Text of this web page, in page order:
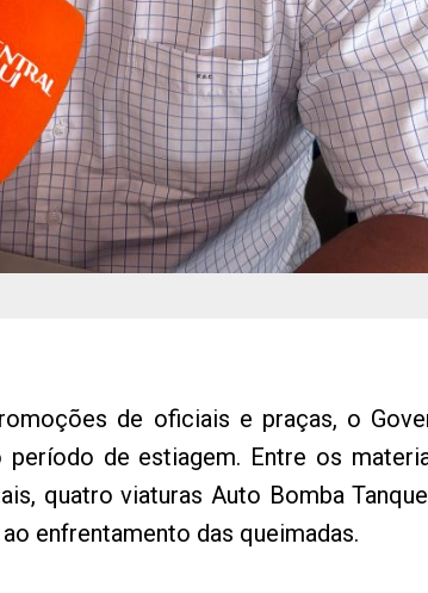
de oficiais e praças, o
de estiagem. Entre os
quatro viaturas Auto Bomba
enfrentamento das queimadas.